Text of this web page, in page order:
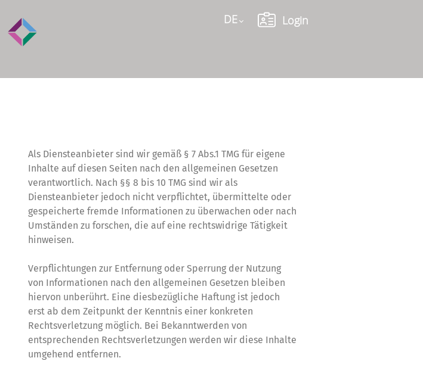
DE LanguageLogin
Als Diensteanbieter sind wir gemäß § 7 Abs.1 TMG für eigene
Inhalte auf diesen Seiten nach den allgemeinen Gesetzen
verantwortlich. Nach §§ 8 bis 10 TMG sind wir als
Diensteanbieter jedoch nicht verpflichtet, übermittelte oder
gespeicherte fremde Informationen zu überwachen oder nach
Umständen zu forschen, die auf eine rechtswidrige Tätigkeit
hinweisen.
Verpflichtungen zur Entfernung oder Sperrung der Nutzung
von Informationen nach den allgemeinen Gesetzen bleiben
hiervon unberührt. Eine diesbezügliche Haftung ist jedoch
erst ab dem Zeitpunkt der Kenntnis einer konkreten
Rechtsverletzung möglich. Bei Bekanntwerden von
entsprechenden Rechtsverletzungen werden wir diese Inhalte
umgehend entfernen.